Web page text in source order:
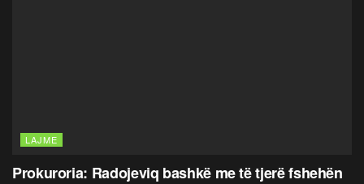
LAJME
Prokuroria: Radojeviq bashkë me të tjerë fshehën